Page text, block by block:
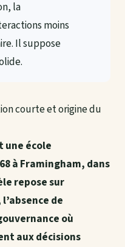
la
moins
Il suppose
courte et origine du
une école
à Framingham, dans
repose sur
de
où
aux décisions